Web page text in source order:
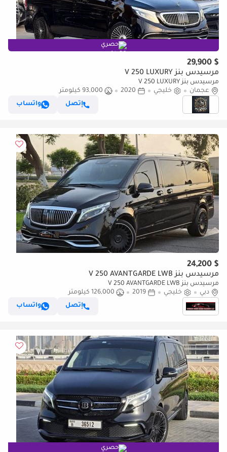
حصري
$ 29,900
مرسيدس بنز V 250 LUXURY
مرسيدس بنز V 250 LUXURY
عجمان
خليجي 2020
93,000 كيلومتر
إتصل
واتساب
$ 24,200
مرسيدس بنز V 250 AVANTGARDE LWB
مرسيدس بنز V 250 AVANTGARDE LWB
دبي
خليجي 2019
126,000 كيلومتر
إتصل
واتساب
حصري